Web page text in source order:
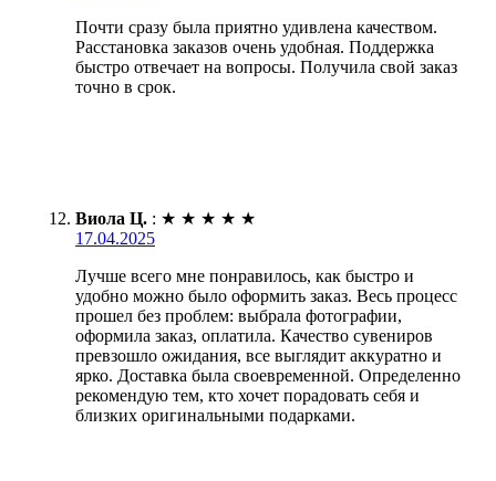
Почти сразу была приятно удивлена качеством.
Расстановка заказов очень удобная. Поддержка
быстро отвечает на вопросы. Получила свой заказ
точно в срок.
Виола Ц. : ★ ★ ★ ★ ★
17.04.2025
Лучше всего мне понравилось, как быстро и
удобно можно было оформить заказ. Весь процесс
прошел без проблем: выбрала фотографии,
оформила заказ, оплатила. Качество сувениров
превзошло ожидания, все выглядит аккуратно и
ярко. Доставка была своевременной. Определенно
рекомендую тем, кто хочет порадовать себя и
близких оригинальными подарками.